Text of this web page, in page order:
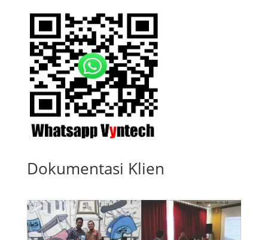
Dokumentasi Klien